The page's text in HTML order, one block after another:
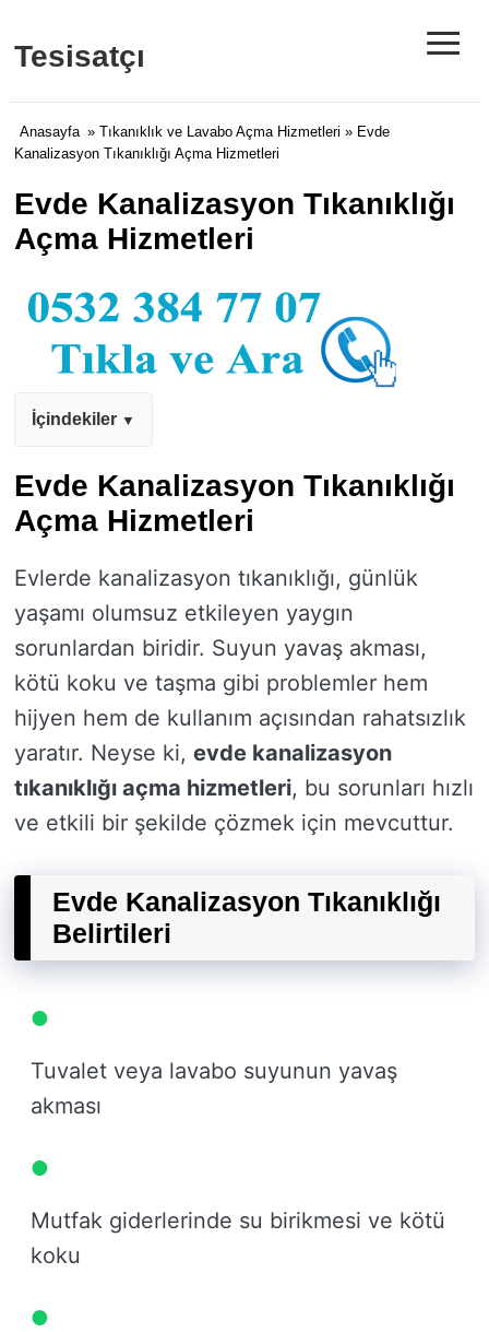
Tesisatçı ≡
Anasayfa » Tıkanıklık ve Lavabo Açma Hizmetleri » Evde
Kanalizasyon Tıkanıklığı Açma Hizmetleri
Evde Kanalizasyon Tıkanıklığı
Açma Hizmetleri
İçindekiler
Evde Kanalizasyon Tıkanıklığı
Açma Hizmetleri
Evlerde kanalizasyon tıkanıklığı, günlük
yaşamı olumsuz etkileyen yaygın
sorunlardan biridir. Suyun yavaş akması,
kötü koku ve taşma gibi problemler hem
hijyen hem de kullanım açısından rahatsızlık
yaratır. Neyse ki, evde kanalizasyon
tıkanıklığı açma hizmetleri, bu sorunları hızlı
ve etkili bir şekilde çözmek için mevcuttur.
Evde Kanalizasyon Tıkanıklığı
Belirtileri
Tuvalet veya lavabo suyunun yavaş
akması
Mutfak giderlerinde su birikmesi ve kötü
koku